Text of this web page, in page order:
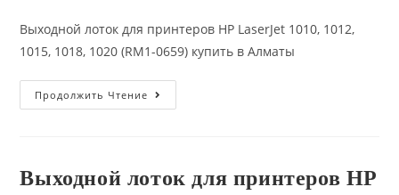
Выходной лоток для принтеров HP LaserJet 1010, 1012,
1015, 1018, 1020 (RM1-0659) купить в Алматы
Продолжить Чтение Выходной
Лоток
1012,
Выходной лоток для принтеров HP